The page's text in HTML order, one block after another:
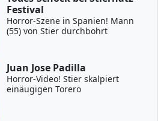
Festival
Horror-Szene in Spanien! Mann
(55) von Stier durchbohrt
Juan Jose Padilla
Horror-Video! Stier skalpiert
einäugigen Torero